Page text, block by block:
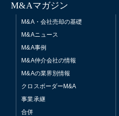
M&Aマガジン
M&A・会社売却の基礎
M&Aニュース
M&A事例
M&A仲介会社の情報
M&Aの業界別情報
クロスボーダーM&A
事業承継
合併